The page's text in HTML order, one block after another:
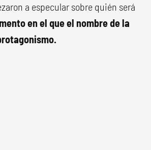
a especular sobre quién será
en el que el nombre de la